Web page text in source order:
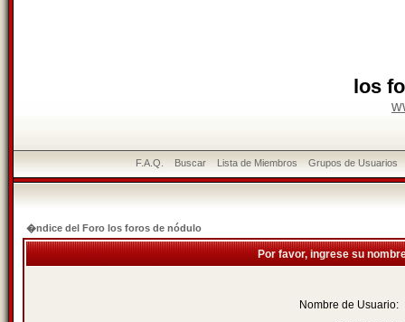
los
F.A.Q. Buscar Lista de Miembros Grupos de Usuarios
�ndice del Foro los foros de nódulo
Por favor, ingrese su
Nombre de Usuario: